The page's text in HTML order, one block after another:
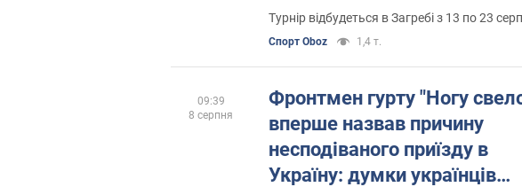
спортсменів
Турнір відбудеться в Загребі з 13 по 23
Спорт Oboz 1,4 т.
Фронтмен гурту "Ногу
вперше назвав причину
несподіваного приїзду в
Україну: думки українців
09:39
8 серпня